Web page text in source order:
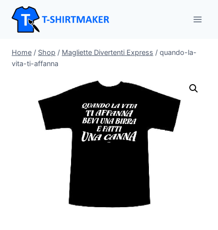
Salta
contenuto
Home / Shop / Magliette Divertenti Express / quando-la-
vita-ti-affanna